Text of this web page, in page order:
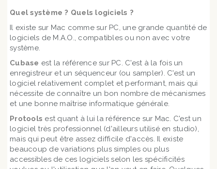
Quel système ? Quels logiciels ?
Il existe sur Mac comme sur PC, une grande quantité de
logiciels de M.A.O., compatibles ou non avec votre
système.
Cubase est la référence sur PC. C'est à la fois un
enregistreur et un séquenceur (ou sampler). C'est un
logiciel relativement complet et performant, mais qui
nécessite de connaître un bon nombre de mécanismes
et une bonne maîtrise informatique générale.
Protools est quant à lui la référence sur Mac. C'est un
logiciel très professionnel (d'ailleurs utilisé en studio),
mais qui peut être assez difficile d'accès. Il existe
beaucoup de variations plus simples ou plus
accessibles de ces logiciels selon les spécificités